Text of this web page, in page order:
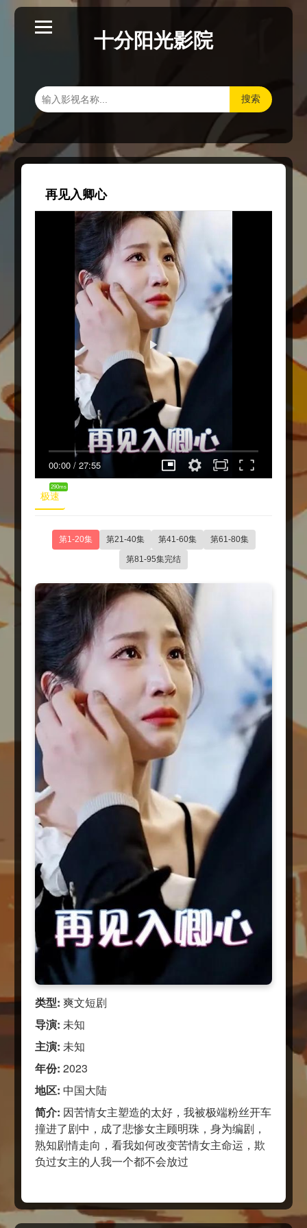
十分阳光影院
搜索
再见入卿心
00:00/ 27:55
极速
290ms
第1-20集 第21-40集 第41-60集 第61-80集
第81-95集完结
类型: 爽文短剧
导演: 未知
主演: 未知
年份: 2023
地区: 中国大陆
简介: 因苦情女主塑造的太好，我被极端粉丝开车
撞进了剧中，成了悲惨女主顾明珠，身为编剧，
熟知剧情走向，看我如何改变苦情女主命运，欺
负过女主的人我一个都不会放过